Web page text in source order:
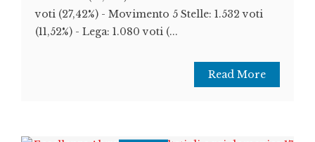
voti (27,42%) - Movimento 5 Stelle: 1.532 voti
(11,52%) - Lega: 1.080 voti (...
Read More